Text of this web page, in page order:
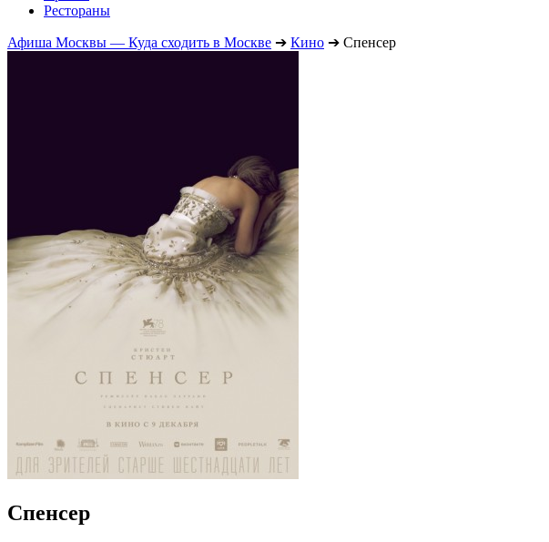
Рестораны
Афиша Москвы — Куда сходить в Москве ➔ Кино ➔ Спенсер
Спенсер